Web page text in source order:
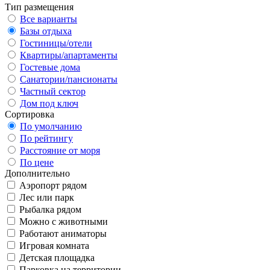
Тип размещения
Все варианты
Базы отдыха
Гостиницы/отели
Квартиры/апартаменты
Гостевые дома
Санатории/пансионаты
Частный сектор
Дом под ключ
Сортировка
По умолчанию
По рейтингу
Расстояние от моря
По цене
Дополнительно
Аэропорт рядом
Лес или парк
Рыбалка рядом
Можно с животными
Работают аниматоры
Игровая комната
Детская площадка